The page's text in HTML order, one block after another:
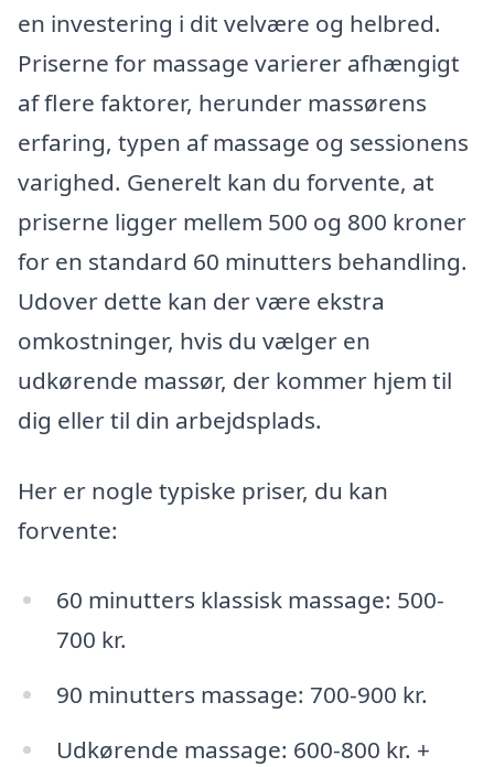
en investering i dit velvære og helbred.
Priserne for massage varierer afhængigt
af flere faktorer, herunder massørens
erfaring, typen af massage og sessionens
varighed. Generelt kan du forvente, at
priserne ligger mellem 500 og 800 kroner
for en standard 60 minutters behandling.
Udover dette kan der være ekstra
omkostninger, hvis du vælger en
udkørende massør, der kommer hjem til
dig eller til din arbejdsplads.
Her er nogle typiske priser, du kan
forvente:
60 minutters klassisk massage: 500-
700 kr.
90 minutters massage: 700-900 kr.
Udkørende massage: 600-800 kr. +